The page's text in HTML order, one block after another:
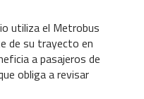
utiliza el Metrobus
de su trayecto en
a pasajeros de
obliga a revisar